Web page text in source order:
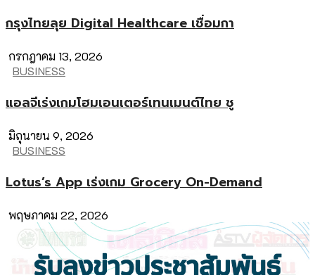
กรุงไทยลุย Digital Healthcare เชื่อมกา
กรกฎาคม 13, 2026
BUSINESS
แอลจีเร่งเกมโฮมเอนเตอร์เทนเมนต์ไทย ชู
มิถุนายน 9, 2026
BUSINESS
Lotus’s App เร่งเกม Grocery On-Demand
พฤษภาคม 22, 2026